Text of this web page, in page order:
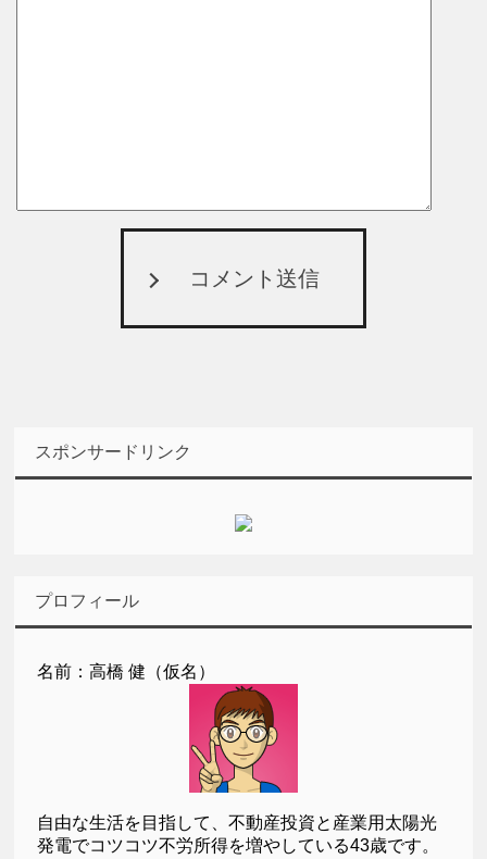
コメント送信
スポンサードリンク
プロフィール
名前：高橋 健（仮名）
自由な生活を目指して、不動産投資と産業用太陽光
発電でコツコツ不労所得を増やしている43歳です。